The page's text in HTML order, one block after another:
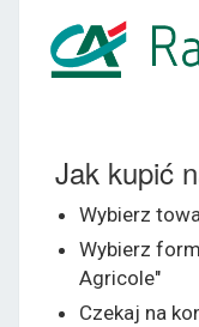
Jak kupić
Wybierz
Wybierz
Agricole"
Czekaj na